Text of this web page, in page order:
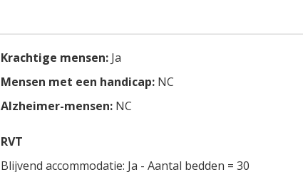
Krachtige mensen: Ja
Mensen met een handicap: NC
Alzheimer-mensen: NC
RVT
Blijvend accommodatie: Ja - Aantal bedden = 30